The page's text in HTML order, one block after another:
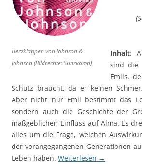
Herzklappen von Johnson &
Johnson (Bildrechte: Suhrkamp)
Inhalt:
sind die
Emils,
Schutz braucht, da er keinen
Aber nicht nur Emil bestimmt das
sondern auch die Geschichte der
maßgeblichen Einfluss auf Alma. Es
alles um die Frage, welchen
der vorangegangenen Generationen
Leben haben. Weiterlesen →